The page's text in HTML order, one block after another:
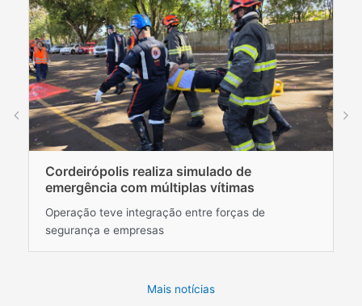
Cordeirópolis realiza simulado de
emergência com múltiplas vítimas
Operação teve integração entre forças de
segurança e empresas
Mais notícias